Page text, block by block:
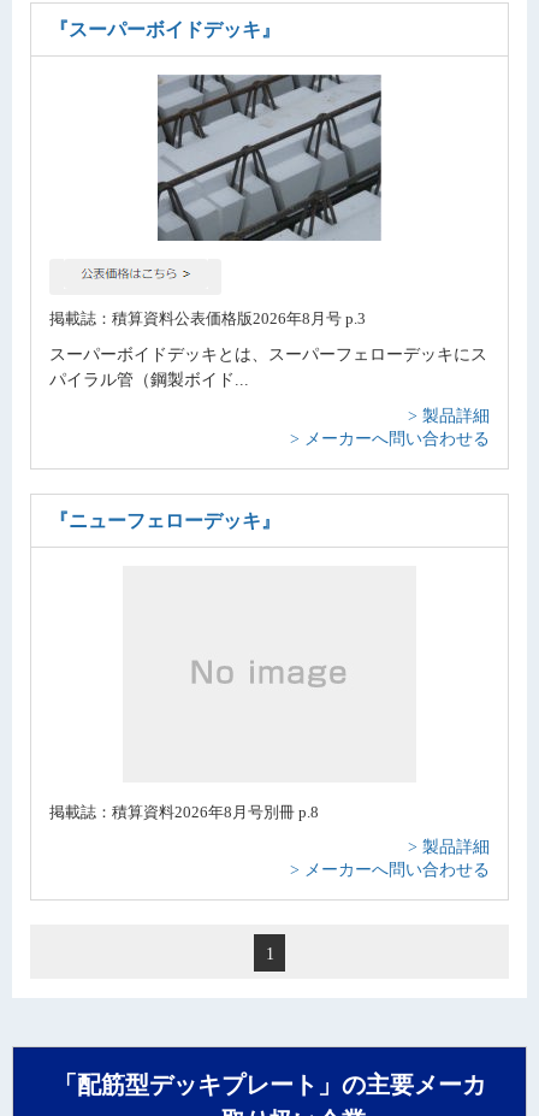
『スーパーボイドデッキ』
掲載誌：積算資料公表価格版2026年8月号 p.3
スーパーボイドデッキとは、スーパーフェローデッキにス
パイラル管（鋼製ボイド...
> 製品詳細
> メーカーへ問い合わせる
『ニューフェローデッキ』
掲載誌：積算資料2026年8月号別冊 p.8
> 製品詳細
> メーカーへ問い合わせる
1
「配筋型デッキプレート」の主要メーカ